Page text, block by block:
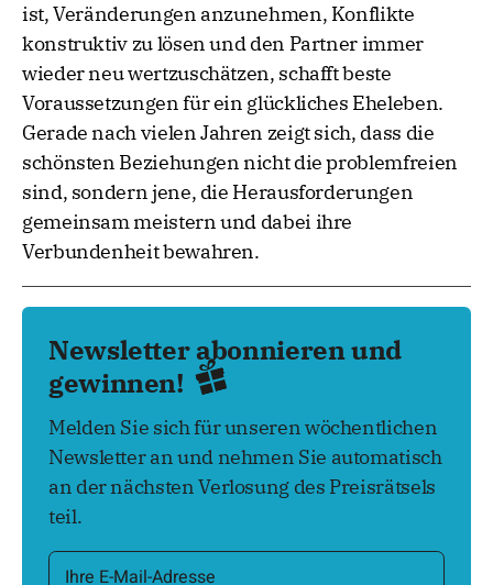
ist, Veränderungen anzunehmen, Konflikte
konstruktiv zu lösen und den Partner immer
wieder neu wertzuschätzen, schafft beste
Voraussetzungen für ein glückliches Eheleben.
Gerade nach vielen Jahren zeigt sich, dass die
schönsten Beziehungen nicht die problemfreien
sind, sondern jene, die Herausforderungen
gemeinsam meistern und dabei ihre
Verbundenheit bewahren.
Newsletter abonnieren und
gewinnen!
Melden Sie sich für unseren wöchentlichen
Newsletter an und nehmen Sie automatisch
an der nächsten Verlosung des Preisrätsels
teil.